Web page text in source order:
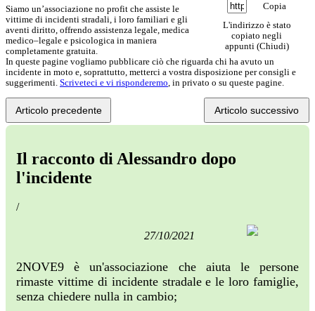
Copia
L'indirizzo è stato
copiato negli
appunti (Chiudi)
Siamo un’associazione no profit che assiste le
vittime di incidenti stradali, i loro familiari e gli
aventi diritto, offrendo assistenza legale, medica
medico–legale e psicologica in maniera
completamente gratuita.
In queste pagine vogliamo pubblicare ciò che riguarda chi ha avuto un
incidente in moto e, soprattutto, metterci a vostra disposizione per consigli e
suggerimenti. Scriveteci e vi risponderemo, in privato o su queste pagine.
Articolo precedente Articolo successivo
Il racconto di Alessandro dopo
l'incidente
/
27/10/2021
2NOVE9 è un'associazione che aiuta le persone
rimaste vittime di incidente stradale e le loro famiglie,
senza chiedere nulla in cambio;